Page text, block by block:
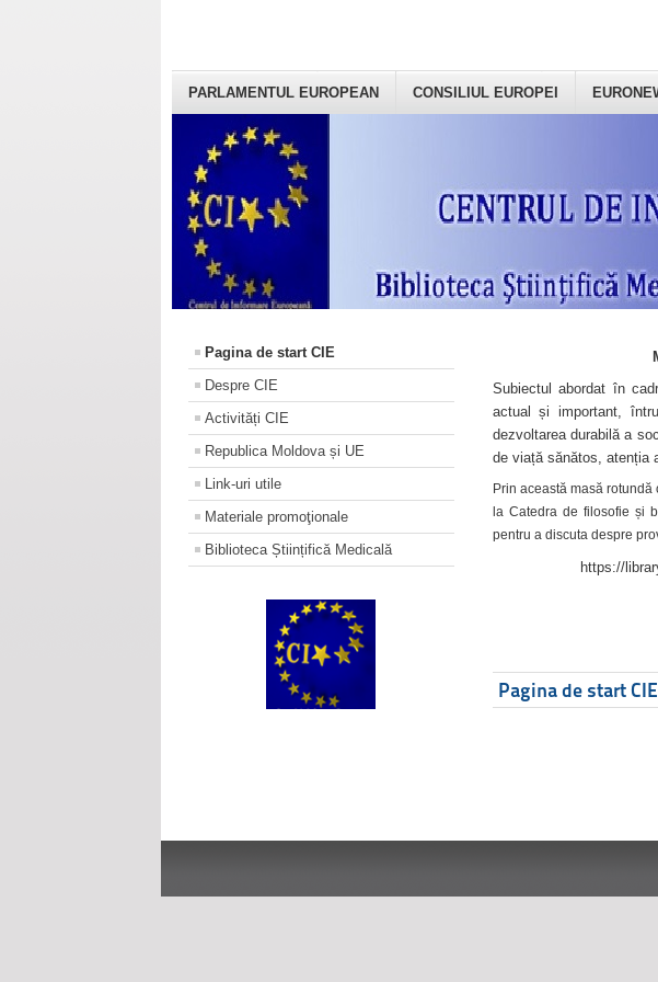
PARLAMENTUL EUROPEAN CONSILIUL EUROPEI
Pagina de start CIE
Despre CIE
Activități CIE
Republica Moldova și UE
Link-uri utile
Materiale promoţionale
Biblioteca Științifică Medicală
Subiectul abordat în
actual și important,
dezvoltarea durabilă a
de viață sănătos, atenția
Prin această masă
la Catedra de filosofie și
pentru a discuta despre
https://
Pagina de start CIE